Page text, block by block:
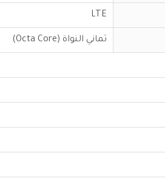
LTE
ثماني النواة (Octa Core)